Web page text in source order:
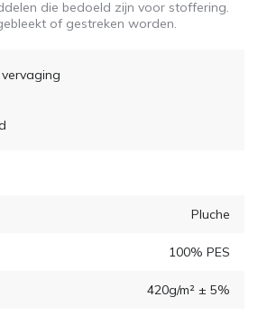
die bedoeld zijn voor stoffering.
of gestreken worden.
Pluche
100% PES
420g/m² ± 5%